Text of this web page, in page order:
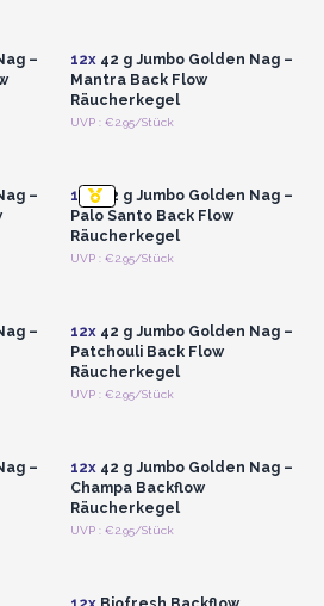
–
12x42 g Jumbo Golden Nag –
Mantra Back Flow
Räucherkegel
UVP : €2.95/Stück
–
Anmelden oder
12x42 g Jumbo Golden Nag –
Palo Santo Back Flow
Räucherkegel
UVP : €2.95/Stück
–
Anmelden oder
12x42 g Jumbo Golden Nag –
Patchouli Back Flow
Räucherkegel
UVP : €2.95/Stück
–
Anmelden oder
12x42 g Jumbo Golden Nag –
Champa Backflow
Räucherkegel
UVP : €2.95/StückAnmelden oder